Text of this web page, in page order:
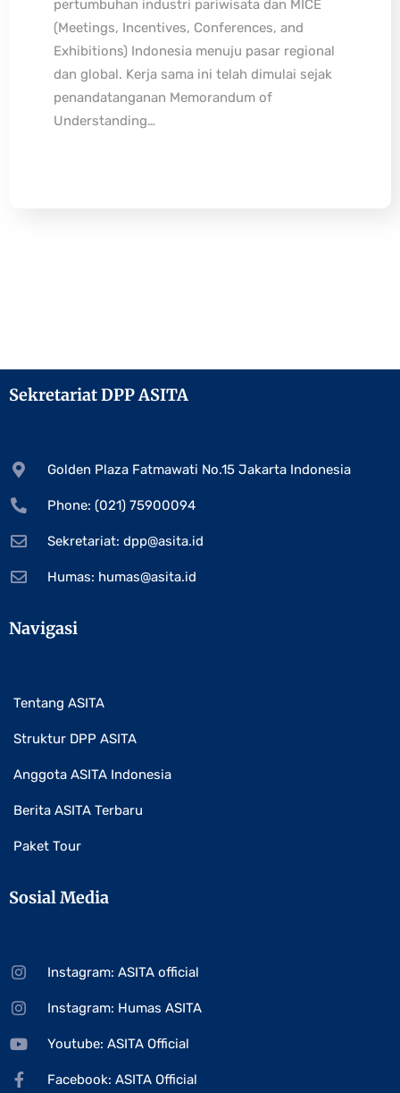
pertumbuhan industri pariwisata dan MICE
(Meetings, Incentives, Conferences, and
Exhibitions) Indonesia menuju pasar regional
dan global. Kerja sama ini telah dimulai sejak
penandatanganan Memorandum of
Understanding…
Sekretariat DPP ASITA
Golden Plaza Fatmawati No.15 Jakarta Indonesia
Phone: (021) 75900094
Sekretariat: dpp@asita.id
Humas: humas@asita.id
Navigasi
Tentang ASITA
Struktur DPP ASITA
Anggota ASITA Indonesia
Berita ASITA Terbaru
Paket Tour
Sosial Media
Instagram: ASITA official
Instagram: Humas ASITA
Youtube: ASITA Official
Facebook: ASITA Official